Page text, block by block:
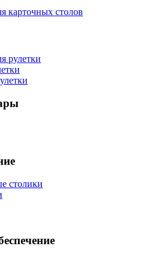
карточных столов
рулетки
столики